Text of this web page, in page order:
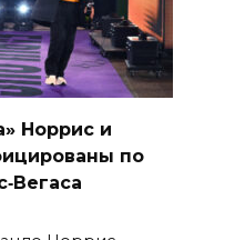
Норрис и
по